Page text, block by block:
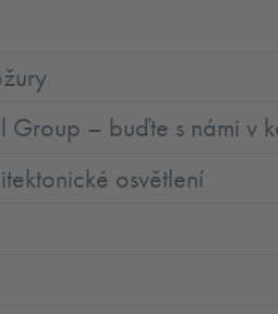
Group – buďte s námi v
osvětlení